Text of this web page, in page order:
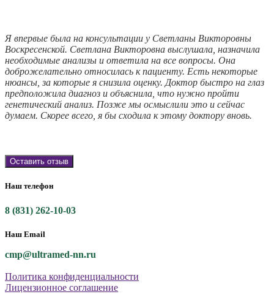
Я впервые была на консультации у Светланы Викторовны
Воскресенской. Светлана Викторовна выслушала, назначила
необходимые анализы и ответила на все вопросы. Она
доброжелательно относилась к пациенту. Есть некоторые
нюансы, за которые я снизила оценку. Доктор быстро на глаз
предположила диагноз и объяснила, что нужно пройти
генетический анализ. Позже мы осмыслили это и сейчас
думаем. Скорее всего, я бы сходила к этому доктору вновь.
Оставить отзыв
Наш телефон
8 (831) 262-10-03
Наш Email
cmp@ultramed-nn.ru
Политика конфиденциальности
Лицензионное соглашение